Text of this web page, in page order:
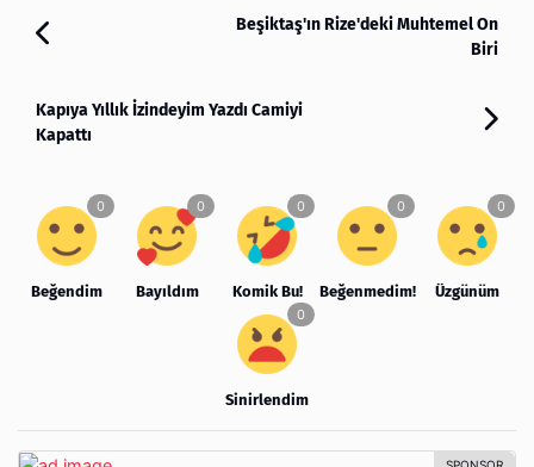
Beşiktaş'ın Rize'deki Muhtemel On
Biri
Kapıya Yıllık İzindeyim Yazdı Camiyi
Kapattı
Beğendim Bayıldım Komik Bu! Beğenmedim! Üzgünüm
Sinirlendim